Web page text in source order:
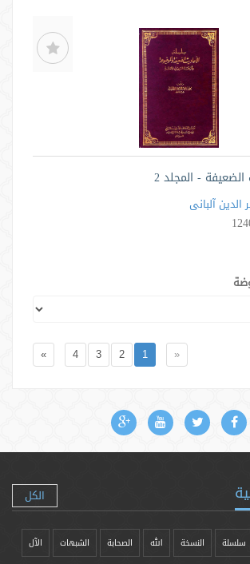
- المجلد 2
الدین آلبانی
«
1
2
3
4
»
الكل
سلسلة النسخة الله الصحابة الشبهات الآل